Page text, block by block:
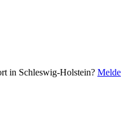
in Schleswig-Holstein? Melde